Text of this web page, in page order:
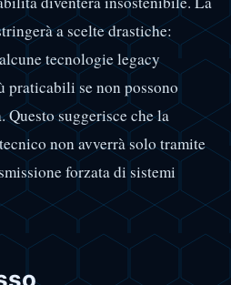
a scelte drastiche:
tecnologie legacy
praticabili se non possono
Questo suggerisce che la
non avverrà solo tramite
forzata di sistemi